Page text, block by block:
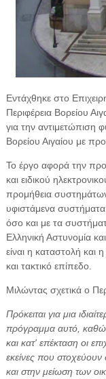
Εντάχθηκε στο
Περιφέρεια Βορείου
για την αντιμετώπιση
Βορείου Αιγαίου με
Το έργο αφορά την
και ειδικού
προμήθεια
υφιστάμενα συστήματα
όσο και με τα
Ελληνική Αστυνομία
είναι η καταστολή και
και τακτικό επίπεδο.
Μιλώντας σχετικά ο
Πρόκειται για μια
πρόγραμμα αυτό, καθώς
και κατ' επέκταση οι
εκείνες που
και στην μείωση των